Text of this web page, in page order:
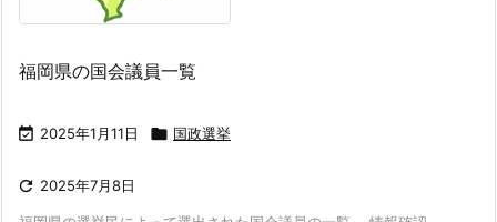
福岡県の国会議員一覧
 2025年1月11日  国政選挙
 2025年7月8日